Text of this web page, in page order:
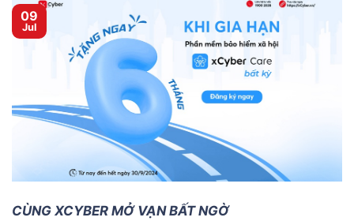
09
Jul
CÙNG XCYBER MỞ VẠN BẤT NGỜ